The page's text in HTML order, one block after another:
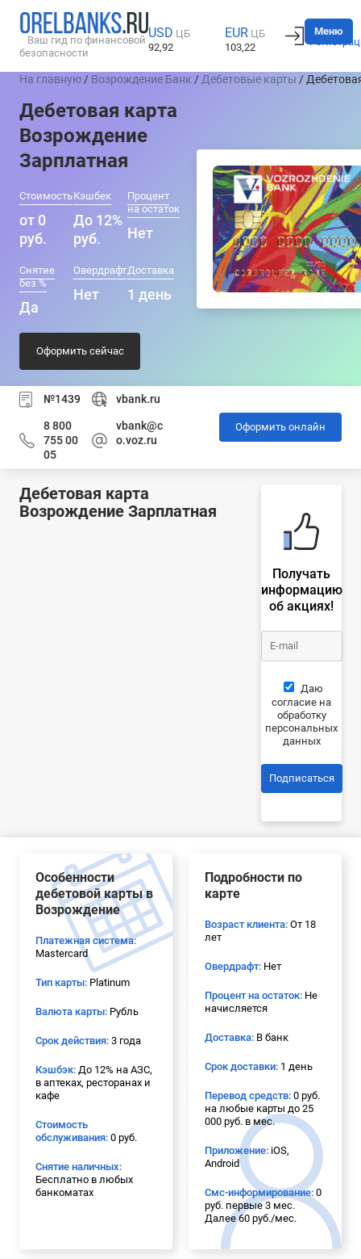
Ваш гид по финансовой
безопасности
USD ЦБ
92,92
EUR ЦБ
103,22
Вход
Меню
На главную / Возрождение Банк / Дебетовые карты /
Дебетовая карта
Возрождение
Зарплатная
Стоимость
от 0
руб.
Кэшбек
До 12%
руб.
Процент
на остаток
Нет
Снятие
без %
Да
Овердрафт
Нет
Доставка
1 день
Оформить сейчас
№1439 vbank.ru
8 800
755 00
05
vbank@c
o.voz.ru
Оформить онлайн
Дебетовая карта
Возрождение Зарплатная
Получать
информацию
об акциях!
Даю
согласие на
обработку
персональных
данных
Подписаться
Особенности
дебетовой карты в
Возрождение
Платежная система:
Mastercard
Тип карты: Platinum
Валюта карты: Рубль
Срок действия: 3 года
Кэшбэк: До 12% на АЗС,
в аптеках, ресторанах и
кафе
Стоимость
обслуживания: 0 руб.
Снятие наличных:
Бесплатно в любых
банкоматах
Подробности по
карте
Возраст клиента: От 18
лет
Овердрафт: Нет
Процент на остаток: Не
начисляется
Доставка: В банк
Срок доставки: 1 день
Перевод средств: 0 руб.
на любые карты до 25
000 руб. в мес.
Приложение: iOS,
Android
Смс-информирование: 0
руб. первые 3 мес.
Далее 60 руб./мес.